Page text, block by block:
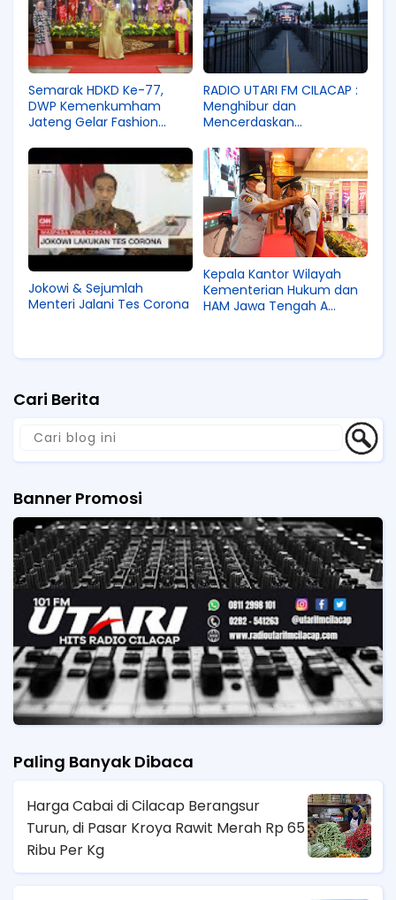
Semarak HDKD Ke-77,
DWP Kemenkumham
Jateng Gelar Fashion
RADIO UTARI FM CILACAP :
Menghibur dan
Mencerdaskan
Beragam Acara.
Jokowi & Sejumlah
Menteri Jalani Tes Corona
Kepala Kantor Wilayah
Kementerian Hukum dan
HAM Jawa Tengah A
Cari Berita
Banner Promosi
Paling Banyak Dibaca
Harga Cabai di Cilacap Berangsur
Turun, di Pasar Kroya Rawit Merah Rp 65
Ribu Per Kg